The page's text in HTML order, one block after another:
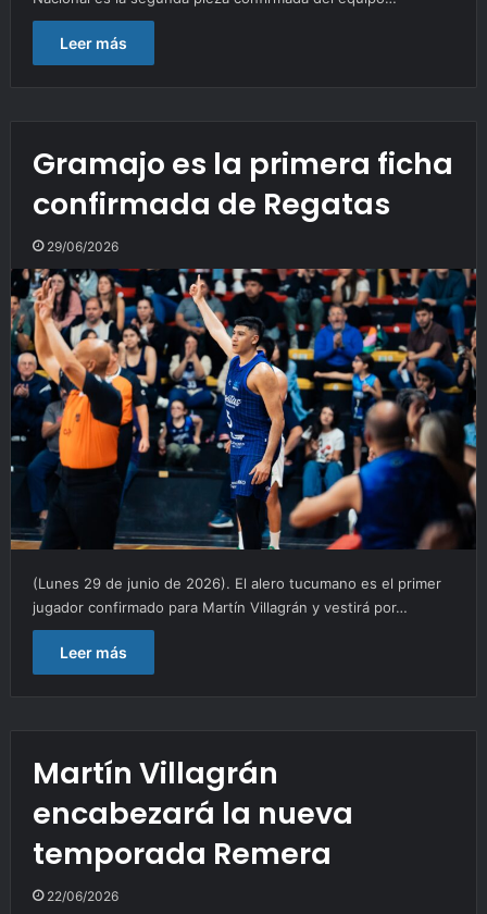
Leer más
Gramajo es la primera ficha
confirmada de Regatas
29/06/2026
(Lunes 29 de junio de 2026). El alero tucumano es el primer
jugador confirmado para Martín Villagrán y vestirá por…
Leer más
Martín Villagrán
encabezará la nueva
temporada Remera
22/06/2026